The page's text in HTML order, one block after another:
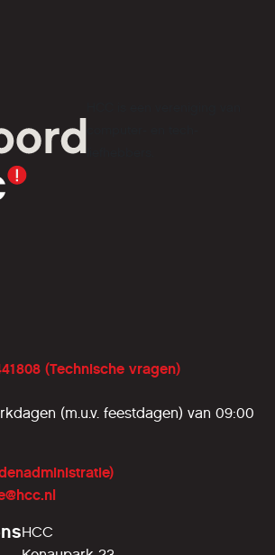
liefhebbers.
(Technische vragen)
(m.u.v. feestdagen) van 09:00
HCC